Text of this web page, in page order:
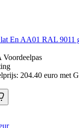
En AA01 RAL 9011
204.40 euro met